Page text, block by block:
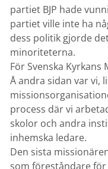
partiet BJP hade
partiet ville inte ha
dess politik gjorde
minoriteterna.
För Svenska
Å andra sidan var vi,
process där vi
skolor och andra
inhemska ledare.
Den sista
som föreståndare